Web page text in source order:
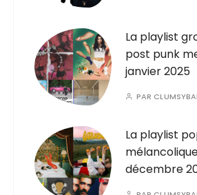
La playlist
post punk
janvier 2025
PAR
La playlist
décembre